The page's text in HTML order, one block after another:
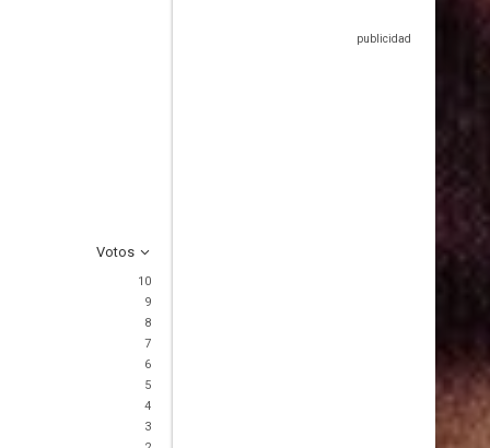
Votos
10
9
8
7
6
5
4
3